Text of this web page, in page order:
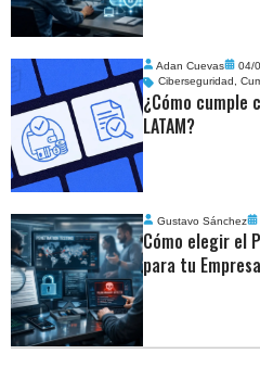
Adan Cuevas
04/
Ciberseguridad ,
¿Cómo cumple
LATAM?
Gustavo Sánchez
Cómo elegir el
para tu Empresa